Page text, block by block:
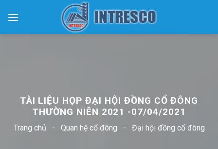
TÀI LIỆU HỌP ĐẠI HỘI ĐỒNG CỔ ĐÔNG
THƯỜNG NIÊN 2021 -07/04/2021
Trang chủ - Quan hệ cổ đông - Đại hội đồng cổ đông